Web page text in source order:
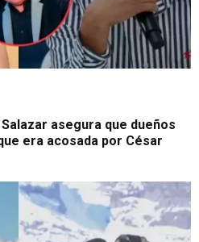
asegura que dueños
era acosada por César